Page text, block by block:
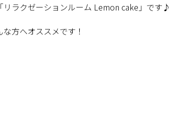
リラクゼーションルーム Lemon cake」です♪
な方へオススメです！